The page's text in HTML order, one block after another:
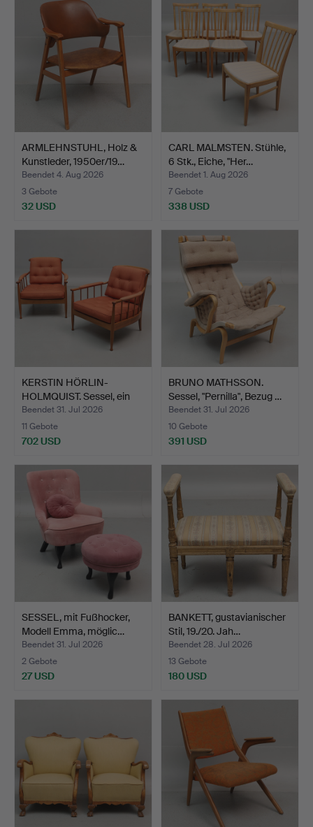
ARMLEHNSTUHL, Holz &
Kunstleder, 1950er/19…
Beendet 4. Aug 2026
3 Gebote
32 USD
CARL MALMSTEN. Stühle,
6 Stk., Eiche, "Her…
Beendet 1. Aug 2026
7 Gebote
338 USD
KERSTIN HÖRLIN-
HOLMQUIST. Sessel, ein
Paar…
Beendet 31. Jul 2026
11 Gebote
702 USD
BRUNO MATHSSON.
Sessel, "Pernilla", Bezug …
Beendet 31. Jul 2026
10 Gebote
391 USD
SESSEL, mit Fußhocker,
Modell Emma, möglic…
Beendet 31. Jul 2026
2 Gebote
27 USD
BANKETT, gustavianischer
Stil, 19./20. Jah…
Beendet 28. Jul 2026
13 Gebote
180 USD